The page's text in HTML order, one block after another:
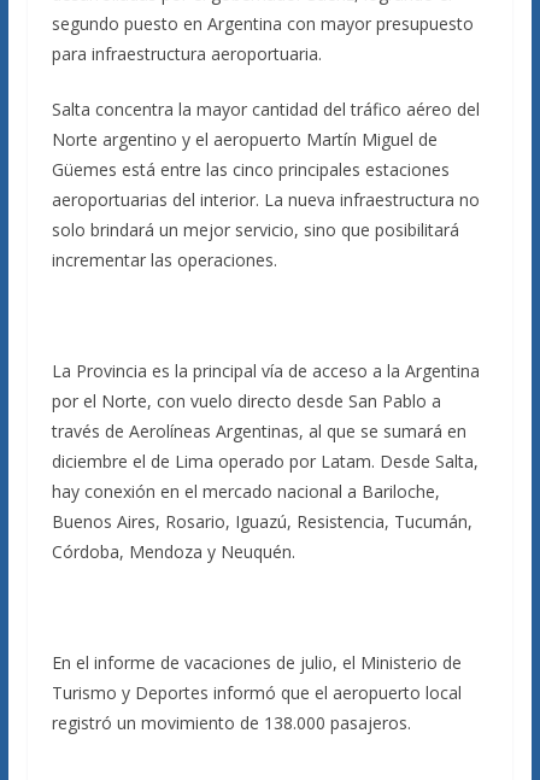
segundo puesto en Argentina con mayor presupuesto
para infraestructura aeroportuaria.
Salta concentra la mayor cantidad del tráfico aéreo del
Norte argentino y el aeropuerto Martín Miguel de
Güemes está entre las cinco principales estaciones
aeroportuarias del interior. La nueva infraestructura no
solo brindará un mejor servicio, sino que posibilitará
incrementar las operaciones.
La Provincia es la principal vía de acceso a la Argentina
por el Norte, con vuelo directo desde San Pablo a
través de Aerolíneas Argentinas, al que se sumará en
diciembre el de Lima operado por Latam. Desde Salta,
hay conexión en el mercado nacional a Bariloche,
Buenos Aires, Rosario, Iguazú, Resistencia, Tucumán,
Córdoba, Mendoza y Neuquén.
En el informe de vacaciones de julio, el Ministerio de
Turismo y Deportes informó que el aeropuerto local
registró un movimiento de 138.000 pasajeros.